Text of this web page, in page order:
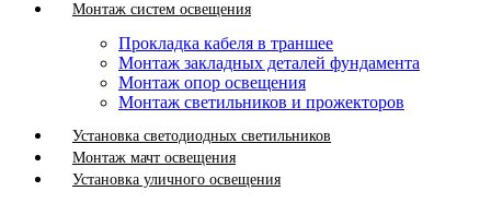
Монтаж систем освещения
Прокладка кабеля в траншее
Монтаж закладных деталей фундамента
Монтаж опор освещения
Монтаж светильников и прожекторов
Установка светодиодных светильников
Монтаж мачт освещения
Установка уличного освещения